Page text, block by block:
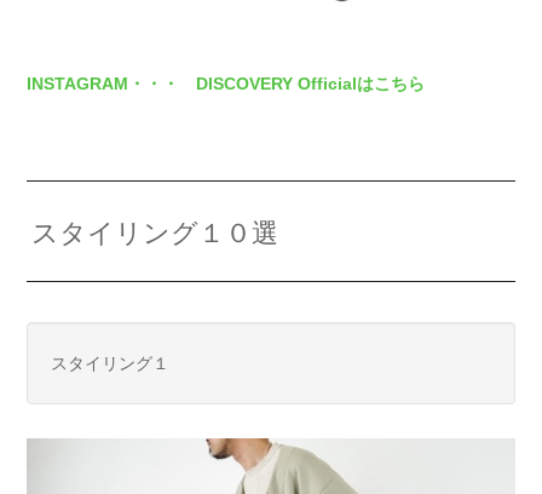
INSTAGRAM・・・ DISCOVERY Officialはこちら
スタイリング１０選
スタイリング１